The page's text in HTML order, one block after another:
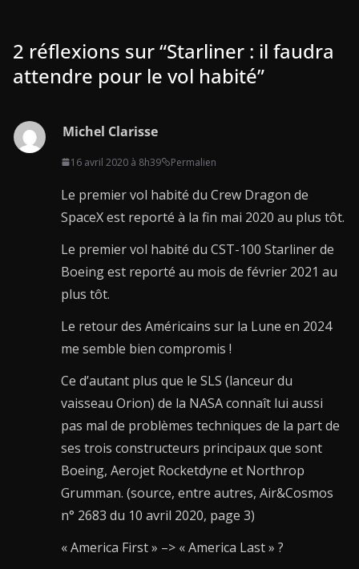
2 réflexions sur “Starliner : il faudra
attendre pour le vol habité”
Michel Clarisse
16 avril 2020 à 8h39 Permalien
Le premier vol habité du Crew Dragon de
SpaceX est reporté à la fin mai 2020 au plus tôt.
Le premier vol habité du CST-100 Starliner de
Boeing est reporté au mois de février 2021 au
plus tôt.
Le retour des Américains sur la Lune en 2024
me semble bien compromis !
Ce d’autant plus que le SLS (lanceur du
vaisseau Orion) de la NASA connaît lui aussi
pas mal de problèmes techniques de la part de
ses trois constructeurs principaux que sont
Boeing, Aerojet Rocketdyne et Northrop
Grumman. (source, entre autres, Air&Cosmos
n° 2683 du 10 avril 2020, page 3)
« America First » –> « America Last » ?